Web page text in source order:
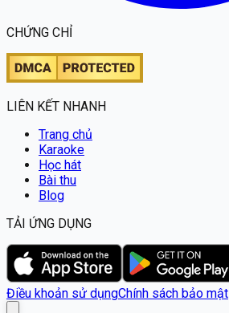
CHỨNG CHỈ
LIÊN KẾT NHANH
Trang chủ
Karaoke
Học hát
Bài thu
Blog
TẢI ỨNG DỤNG
Điều khoản sử dụngChính sách bảo mật